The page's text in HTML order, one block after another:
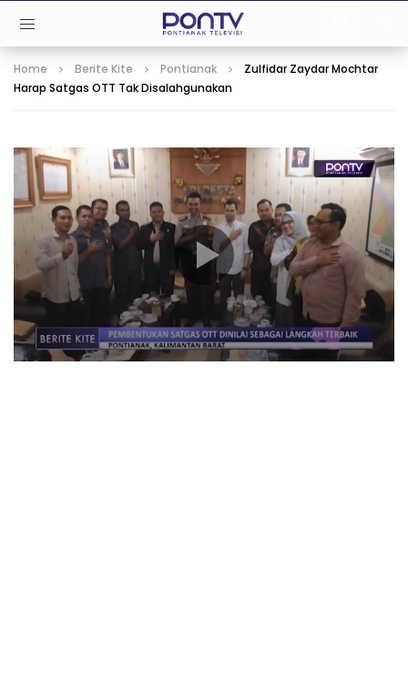
Home Berite Kite Pontianak
Zulfidar Zaydar Mochtar
Harap Satgas OTT Tak Disalahgunakan